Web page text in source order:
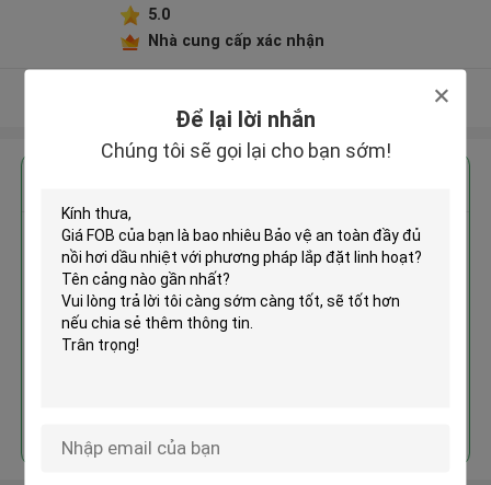
Để lại lời nhắn
Chúng tôi sẽ gọi lại cho bạn sớm!
5.0
Nhà cung cấp xác nhận
Bảo vệ an toàn đầy đủ nồi hơi
dầu nhiệt với phương pháp lắp
đặt linh hoạt
MOQ： 1